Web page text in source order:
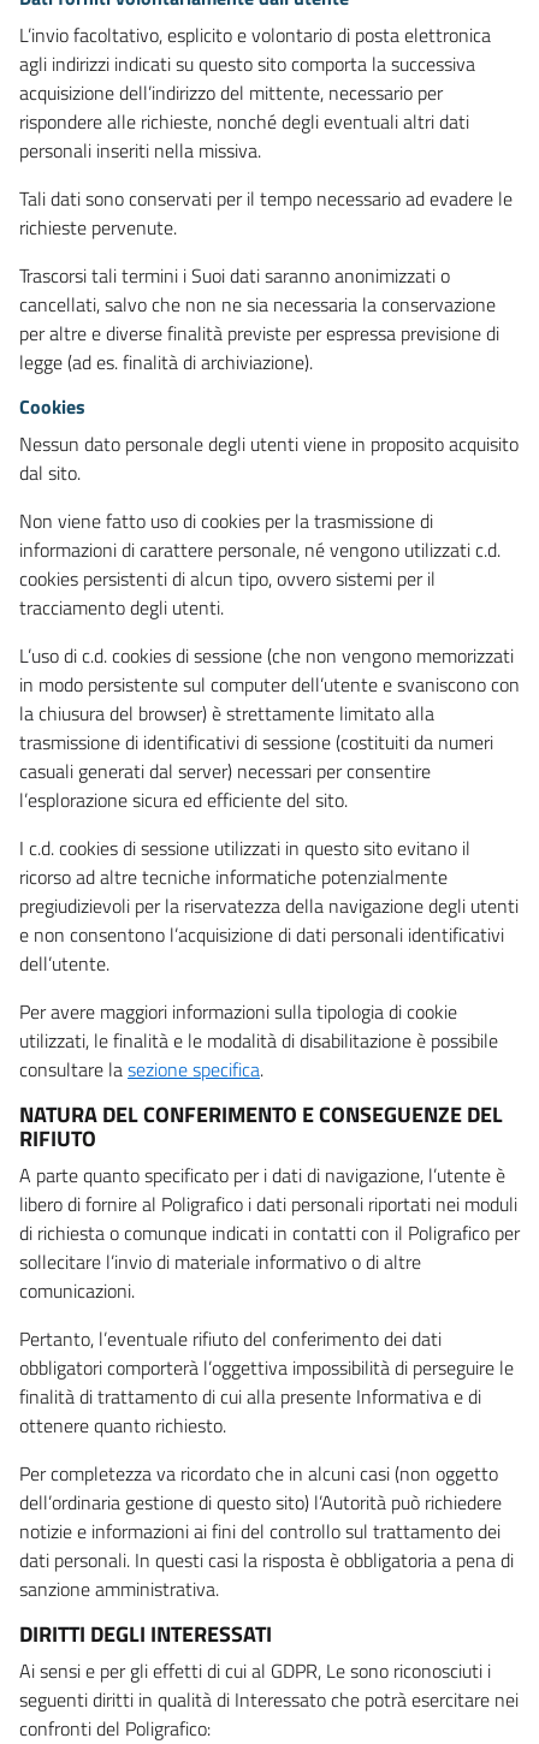
L’invio facoltativo, esplicito e volontario di posta elettronica
agli indirizzi indicati su questo sito comporta la successiva
acquisizione dell’indirizzo del mittente, necessario per
rispondere alle richieste, nonché degli eventuali altri dati
personali inseriti nella missiva.
Tali dati sono conservati per il tempo necessario ad evadere le
richieste pervenute.
Trascorsi tali termini i Suoi dati saranno anonimizzati o
cancellati, salvo che non ne sia necessaria la conservazione
per altre e diverse finalità previste per espressa previsione di
legge (ad es. finalità di archiviazione).
Cookies
Nessun dato personale degli utenti viene in proposito acquisito
dal sito.
Non viene fatto uso di cookies per la trasmissione di
informazioni di carattere personale, né vengono utilizzati c.d.
cookies persistenti di alcun tipo, ovvero sistemi per il
tracciamento degli utenti.
L’uso di c.d. cookies di sessione (che non vengono memorizzati
in modo persistente sul computer dell’utente e svaniscono con
la chiusura del browser) è strettamente limitato alla
trasmissione di identificativi di sessione (costituiti da numeri
casuali generati dal server) necessari per consentire
l’esplorazione sicura ed efficiente del sito.
I c.d. cookies di sessione utilizzati in questo sito evitano il
ricorso ad altre tecniche informatiche potenzialmente
pregiudizievoli per la riservatezza della navigazione degli utenti
e non consentono l’acquisizione di dati personali identificativi
dell’utente.
Per avere maggiori informazioni sulla tipologia di cookie
utilizzati, le finalità e le modalità di disabilitazione è possibile
consultare lasezione specifica.
NATURA DEL CONFERIMENTO E CONSEGUENZE DEL
RIFIUTO
A parte quanto specificato per i dati di navigazione, l’utente è
libero di fornire al Poligrafico i dati personali riportati nei moduli
di richiesta o comunque indicati in contatti con il Poligrafico per
sollecitare l’invio di materiale informativo o di altre
comunicazioni.
Pertanto, l’eventuale rifiuto del conferimento dei dati
obbligatori comporterà l’oggettiva impossibilità di perseguire le
finalità di trattamento di cui alla presente Informativa e di
ottenere quanto richiesto.
Per completezza va ricordato che in alcuni casi (non oggetto
dell’ordinaria gestione di questo sito) l’Autorità può richiedere
notizie e informazioni ai fini del controllo sul trattamento dei
dati personali. In questi casi la risposta è obbligatoria a pena di
sanzione amministrativa.
DIRITTI DEGLI INTERESSATI
Ai sensi e per gli effetti di cui al GDPR, Le sono riconosciuti i
seguenti diritti in qualità di Interessato che potrà esercitare nei
confronti del Poligrafico: